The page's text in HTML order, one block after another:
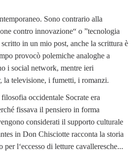
Sono contrario alla
contro innovazione“ o ”tecnologia
in un mio post, anche la scrittura è
provocò polemiche analoghe a
i social network, mentre ieri
la televisione, i fumetti, i romanzi.
occidentale Socrate era
fissava il pensiero in forma
considerati il supporto culturale
in Don Chisciotte racconta la storia
l‘eccesso di letture cavalleresche...